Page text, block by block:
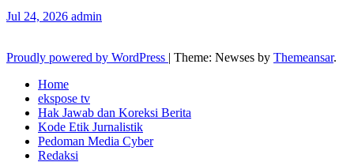
Jul 24, 2026 admin
Proudly powered by WordPress | Theme: Newses by Themeansar.
Home
ekspose tv
Hak Jawab dan Koreksi Berita
Kode Etik Jurnalistik
Pedoman Media Cyber
Redaksi